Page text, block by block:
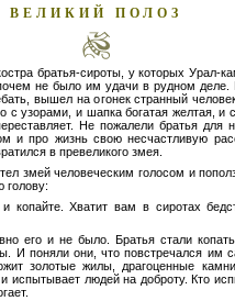
ВЕЛИКИЙ ПОЛОЗ
братья-сироты, у которых Урал-
не было им удачи в рудном деле.
вышел на огонек странный
с узорами, и шапка богатая желтая,
Не пожалели братья для
и про жизнь свою несчастливую
в превеликого змея.
змей человеческим голосом и
голову:
копайте. Хватит вам в сиротах
его и не было. Братья стали
И поняли они, что повстречался им
золотые жилы, драгоценные
испытывает людей на доброту. Кто